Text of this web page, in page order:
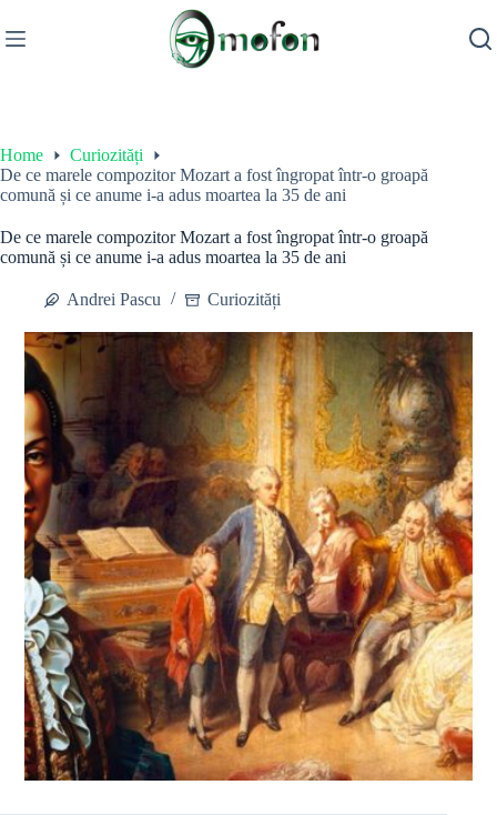
to
content
Home
Curiozități
De ce marele compozitor Mozart a fost îngropat într-o groapă
comună și ce anume i-a adus moartea la 35 de ani
De ce marele compozitor Mozart a fost îngropat într-o groapă
comună și ce anume i-a adus moartea la 35 de ani
Andrei Pascu Curiozități